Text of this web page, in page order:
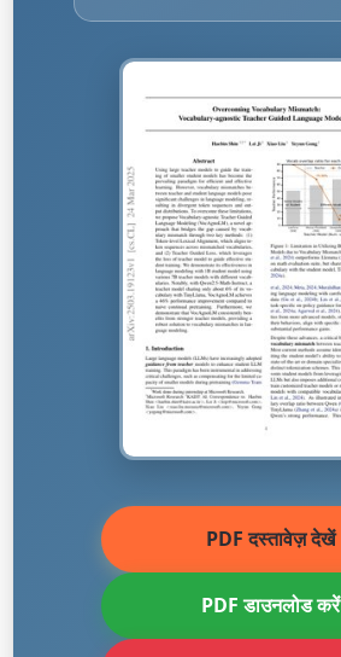
PDF दस्तावेज़ देखें
PDF डाउनलोड करें